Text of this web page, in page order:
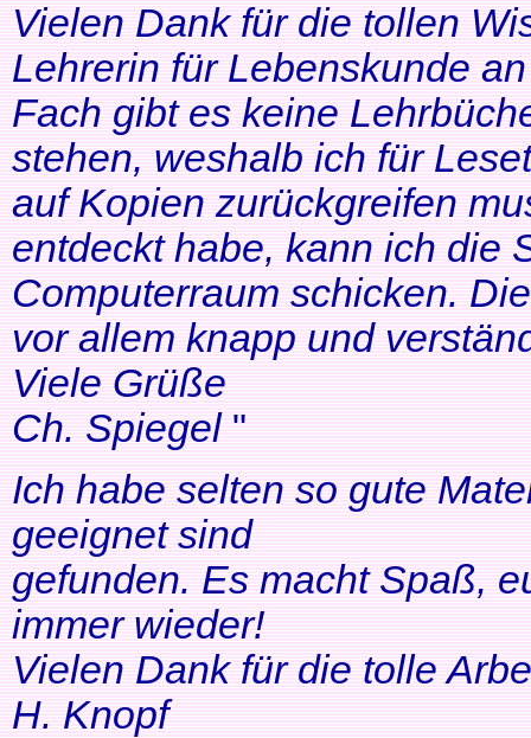
Vielen Dank für die tollen
Lehrerin für Lebenskunde
Fach gibt es keine
stehen, weshalb ich für
auf Kopien zurückgreifen
entdeckt habe, kann ich die
Computerraum schicken.
vor allem knapp und
Viele Grüße
Ch. Spiegel"
Ich habe selten so gute
geeignet sind
gefunden. Es macht Spaß,
immer wieder!
Vielen Dank für die tolle
H. Knopf